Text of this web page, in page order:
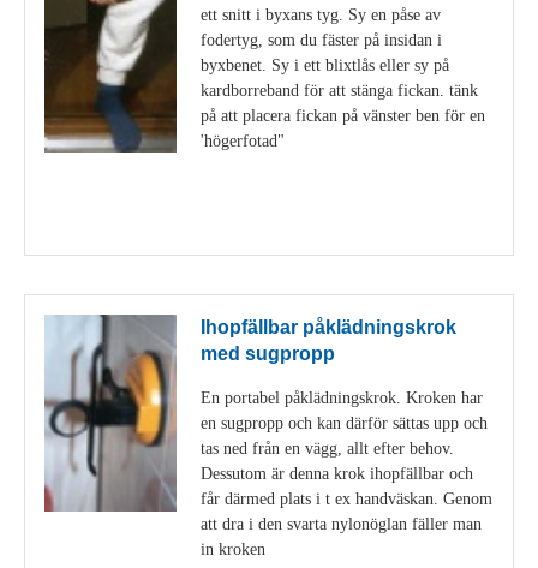
ett snitt i byxans tyg. Sy en påse av
fodertyg, som du fäster på insidan i
byxbenet. Sy i ett blixtlås eller sy på
kardborreband för att stänga fickan. tänk
på att placera fickan på vänster ben för en
'högerfotad"
Ihopfällbar påklädningskrok
med sugpropp
En portabel påklädningskrok. Kroken har
en sugpropp och kan därför sättas upp och
tas ned från en vägg, allt efter behov.
Dessutom är denna krok ihopfällbar och
får därmed plats i t ex handväskan. Genom
att dra i den svarta nylonöglan fäller man
in kroken